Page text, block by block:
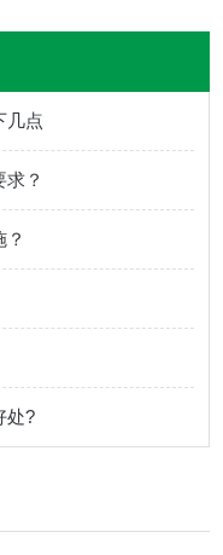
几点
？
处?